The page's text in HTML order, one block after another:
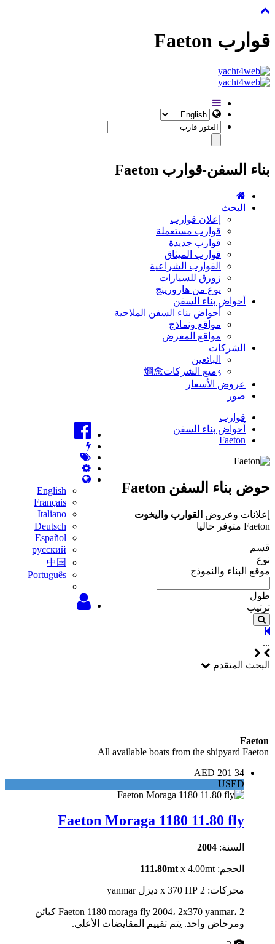
قوارب Faeton
بناء السفن-قوارب Faeton
البحث
إعلان قوارب
قوارب مستعملة
قوارب جديدة
قوارب الميثاق
القوارب الشراعية
زورق للسيارات
نوع من هارورينج
أحواض بناء السفن
أحواض بناء السفن الملاحية
مواقع ونماذج
مواقع المعرض
الشركات
البائعين
ʒميع الشركات烱㥐
عروض الأسعار
صور
English
Français
Italiano
Deutsch
Español
русский
中国
Português
قوارب
أحواض بناء السفن
Faeton
حوض بناء السفن Faeton
إعلانات وعروض القوارب واليخوت
Faeton متوفر حاليا
قسم
نوع
موقع البناء والنموذج
طول
ترتيب
...
البحث المتقدم
Faeton
All available boats from the shipyard Faeton
34 201 AED
USED
Faeton Moraga 1180 11.80 fly
السنة: 2004
الحجم: 111.80mt x 4.00mt
محركات: 2 x 370 HP ديزل yanmar
Faeton 1180 moraga fly 2004، 2x370 yanmar، 2 كبائن
ومرحاض واحد. يتم تقييم المقايضات الأعلى.